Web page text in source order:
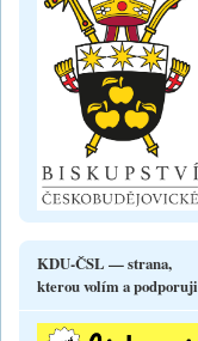
KDU-ČSL — strana,
kterou volím a podporuji